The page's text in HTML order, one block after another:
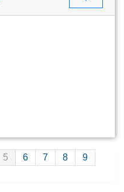
5 6 7 8
9